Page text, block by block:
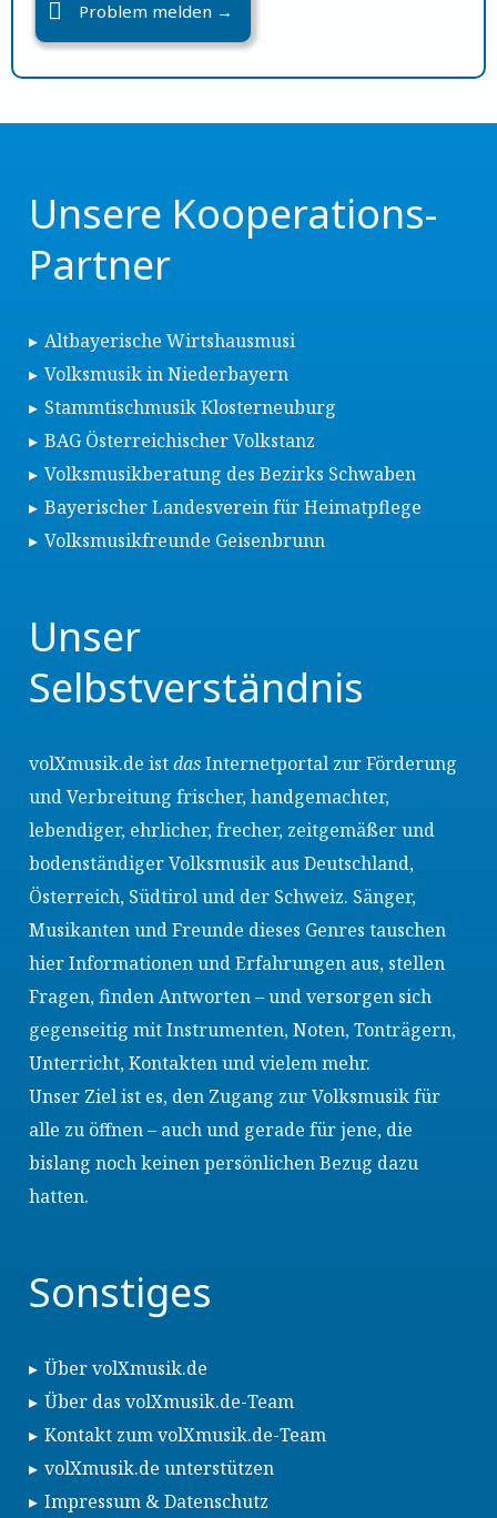
Unsere Kooperations-
Partner
Altbayerische Wirtshausmusi
Volksmusik in Niederbayern
Stammtischmusik Klosterneuburg
BAG Österreichischer Volkstanz
Volksmusikberatung des Bezirks Schwaben
Bayerischer Landesverein für Heimatpflege
Volksmusikfreunde Geisenbrunn
Unser
Selbstverständnis
volXmusik.de istdasInternetportal zur Förderung
und Verbreitung frischer, handgemachter,
lebendiger, ehrlicher, frecher, zeitgemäßer und
bodenständiger Volksmusik aus Deutschland,
Österreich, Südtirol und der Schweiz. Sänger,
Musikanten und Freunde dieses Genres tauschen
hier Informationen und Erfahrungen aus, stellen
Fragen, finden Antworten – und versorgen sich
gegenseitig mit Instrumenten, Noten, Tonträgern,
Unterricht, Kontakten und vielem mehr.
Unser Ziel ist es, den Zugang zur Volksmusik für
alle zu öffnen – auch und gerade für jene, die
bislang noch keinen persönlichen Bezug dazu
hatten.
Sonstiges
Über volXmusik.de
Über das volXmusik.de-Team
Kontakt zum volXmusik.de-Team
volXmusik.de unterstützen
Impressum & Datenschutz